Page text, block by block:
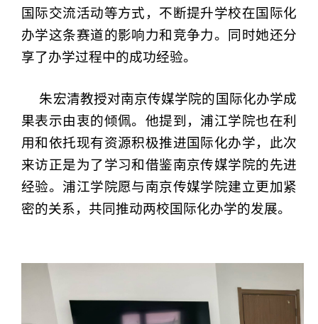
国际交流活动等方式，不断提升学校在国际化
办学这条赛道的影响力和竞争力。同时她还分
享了办学过程中的成功经验。
朱宏清教授对南京传媒学院的国际化办学成
果表示由衷的倾佩。他提到，浦江学院也在利
用和依托现有资源积极推进国际化办学，此次
来访正是为了学习和借鉴南京传媒学院的先进
经验。浦江学院愿与南京传媒学院建立更加紧
密的关系，共同推动两校国际化办学的发展。